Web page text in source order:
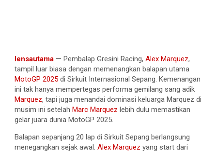
lensautama — Pembalap Gresini Racing, Alex Marquez,
tampil luar biasa dengan memenangkan balapan utama
MotoGP 2025 di Sirkuit Internasional Sepang. Kemenangan
ini tak hanya mempertegas performa gemilang sang adik
Marquez, tapi juga menandai dominasi keluarga Marquez di
musim ini setelah Marc Marquez lebih dulu memastikan
gelar juara dunia MotoGP 2025.
Balapan sepanjang 20 lap di Sirkuit Sepang berlangsung
menegangkan sejak awal. Alex Marquez yang start dari